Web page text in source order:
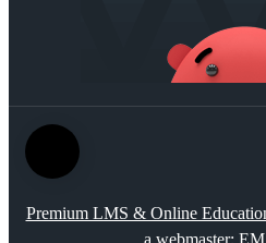
Premium LMS & Online
a webmaster: EM